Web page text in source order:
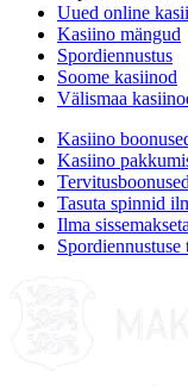
Uued online
Kasiino mängud
Spordiennustus
Soome kasiinod
Välismaa
Kasiino
Kasiino
Tervitusboonused
Tasuta spinnid
Ilma
Spordiennustuse